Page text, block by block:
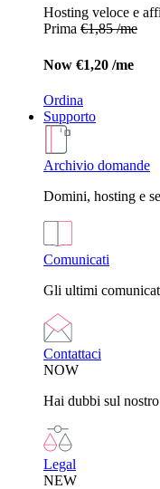
Hosting veloce e
Prima €1,85 /me
Now €1,20 /me
Ordina
Supporto
Archivio domande
Domini, hosting e
Comunicati
Gli ultimi
Contattaci
NOW
Hai dubbi sul
Legal
NEW